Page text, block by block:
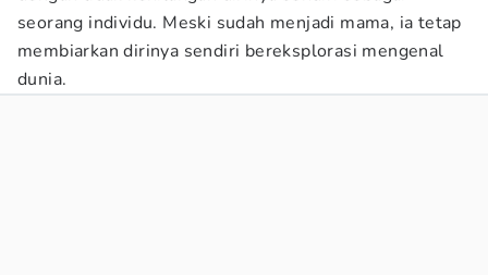
seorang individu. Meski sudah menjadi mama, ia tetap
membiarkan dirinya sendiri bereksplorasi mengenal
dunia.